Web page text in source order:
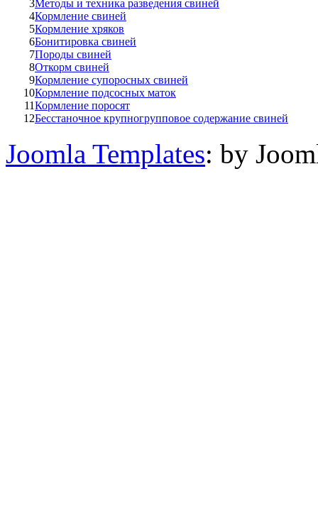
3Методы и техника разведения свиней
4Кормление свиней
5Кормление хряков
6Бонитировка свиней
7Породы свиней
8Откорм свиней
9Кормление супоросных свиней
10Кормление подсосных маток
11Кормление поросят
12Бесстаночное крупногрупповое содержание свиней
Joomla Templates: by